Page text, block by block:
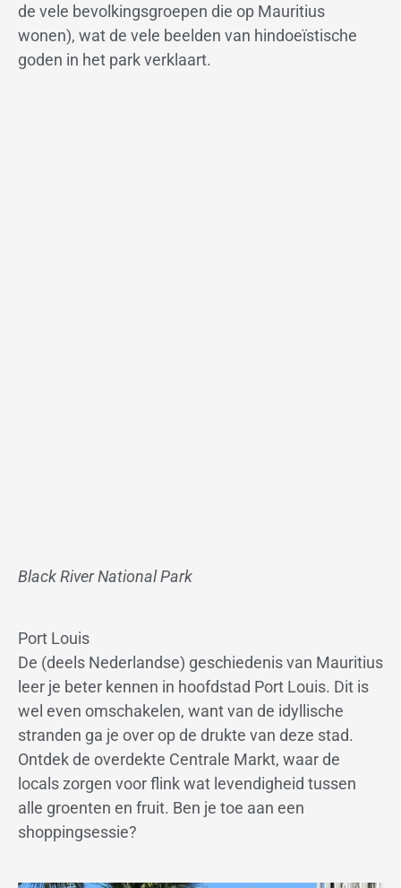
de vele bevolkingsgroepen die op Mauritius
wonen), wat de vele beelden van hindoeïstische
goden in het park verklaart.
Black River National Park
Port Louis
De (deels Nederlandse) geschiedenis van Mauritius
leer je beter kennen in hoofdstad Port Louis. Dit is
wel even omschakelen, want van de idyllische
stranden ga je over op de drukte van deze stad.
Ontdek de overdekte Centrale Markt, waar de
locals zorgen voor flink wat levendigheid tussen
alle groenten en fruit. Ben je toe aan een
shoppingsessie?